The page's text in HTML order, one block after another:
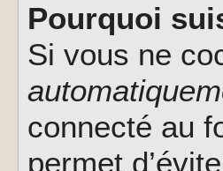
Pourquoi
Si vous ne
connecté au
permet